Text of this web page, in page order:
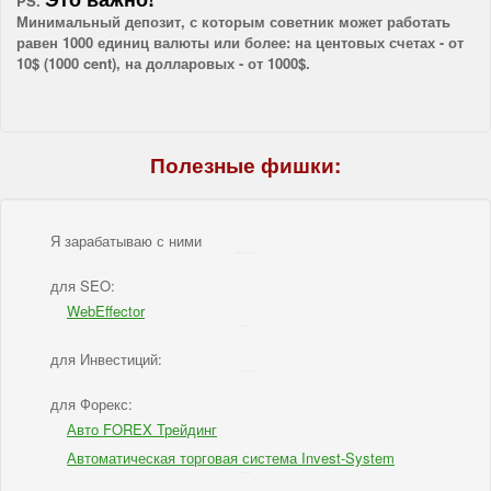
Минимальный депозит, с которым советник может работать
равен 1000 единиц валюты или более: на центовых счетах - от
10$ (1000 cent), на долларовых - от 1000$.
Полезные фишки:
Я зарабатываю с ними
для SEO:
WebEffector
для Инвестиций:
для Форекс:
Авто FOREX Трейдинг
Автоматическая торговая система Invest-System